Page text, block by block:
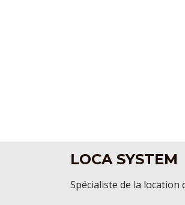
LOCA SYSTEM
Spécialiste de la